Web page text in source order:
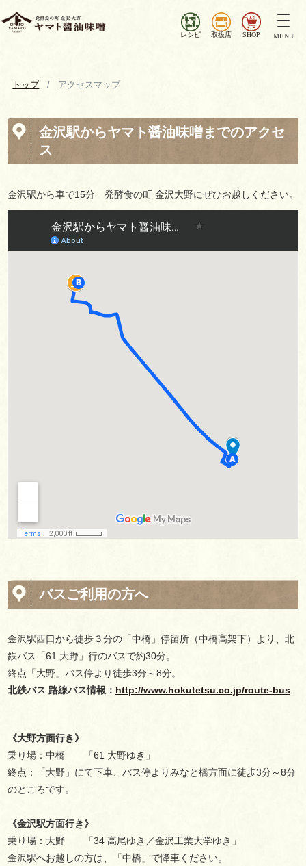
レシピ 取扱店 SHOP
ナ
ビ
切
MENU
トップ アクセスマップ
金沢駅からヤマト醤油味噌までのアクセ
ス
金沢駅から車で15分 発酵食の町 金沢大野にぜひお越しください。
バスご利用の方へ
金沢駅西口から徒歩３分の「中橋」停留所（中橋高架下）より、北
鉄バス「61 大野」行のバスで約30分。
終点「大野」バス停より徒歩3分～8分。
北鉄バス 路線バス情報： http://www.hokutetsu.co.jp/route-bus
《大野方面行き》
乗り場：中橋 「61 大野ゆき」
終点：「大野」にて下車、バス停よりみなと橋方面に徒歩3分～8分
のところです。
《金沢駅方面行き》
乗り場：大野 「34 高尾ゆき／金沢工業大学ゆき」
金沢駅へお越しの方は、「中橋」で降車ください。